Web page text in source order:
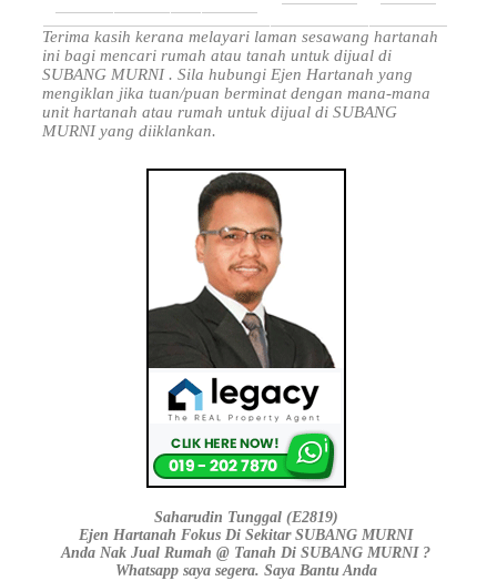
Terima kasih kerana melayari laman sesawang hartanah
ini bagi mencari rumah atau tanah untuk dijual di
SUBANG MURNI . Sila hubungi Ejen Hartanah yang
mengiklan jika tuan/puan berminat dengan mana-mana
unit hartanah atau rumah untuk dijual di SUBANG
MURNI yang diiklankan.
Saharudin Tunggal (E2819)
Ejen Hartanah Fokus Di Sekitar SUBANG MURNI
Anda Nak Jual Rumah @ Tanah Di SUBANG MURNI ?
Whatsapp saya segera. Saya Bantu Anda